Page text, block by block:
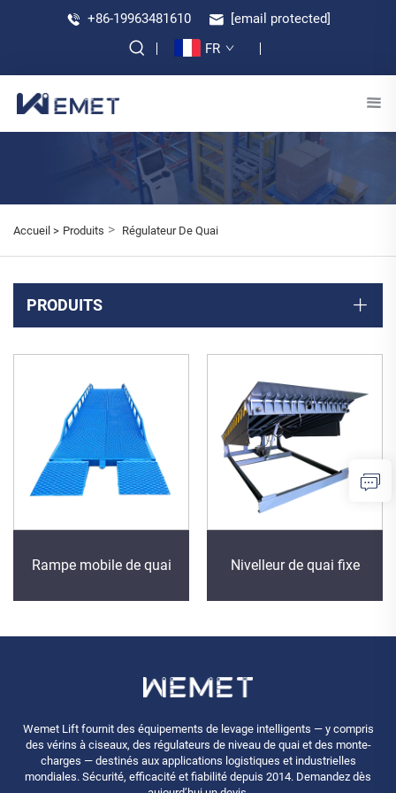
+86-19963481610
[email protected]
FR
Accueil > Produits > Régulateur De Quai
PRODUITS
Rampe mobile de quai Nivelleur de quai fixe
Wemet Lift fournit des équipements de levage intelligents — y compris
des vérins à ciseaux, des régulateurs de niveau de quai et des monte-
charges — destinés aux applications logistiques et industrielles
mondiales. Sécurité, efficacité et fiabilité depuis 2014. Demandez dès